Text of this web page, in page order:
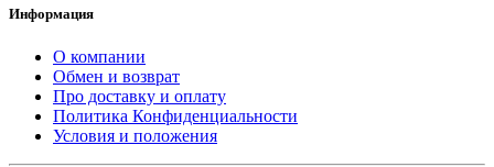
Информация
О компании
Обмен и возврат
Про доставку и оплату
Политика Конфиденциальности
Условия и положения